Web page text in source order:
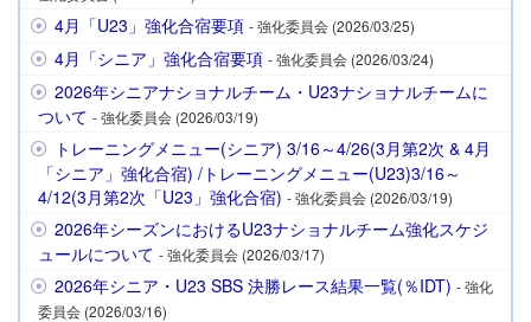
4月「U23」強化合宿要項 - 強化委員会 (2026/03/25)
4月「シニア」強化合宿要項 - 強化委員会 (2026/03/24)
2026年シニアナショナルチーム・U23ナショナルチームに
ついて - 強化委員会 (2026/03/19)
トレーニングメニュー(シニア) 3/16～4/26(3月第2次 & 4月
「シニア」強化合宿) /トレーニングメニュー(U23)3/16～
4/12(3月第2次「U23」強化合宿) - 強化委員会 (2026/03/19)
2026年シーズンにおけるU23ナショナルチーム強化スケジ
ュールについて - 強化委員会 (2026/03/17)
2026年シニア・U23 SBS 決勝レース結果一覧(％IDT) - 強化
委員会 (2026/03/16)